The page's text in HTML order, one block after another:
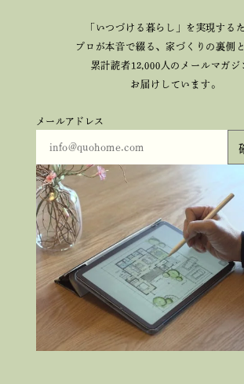
「いつづける暮らし」を実現する
プロが本音で綴る、家づくりの裏側
累計読者12,000人のメールマガジ
お届けしています。
メールアドレス